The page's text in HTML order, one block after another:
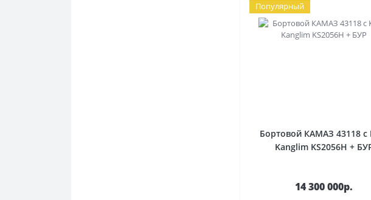
Популярный
Бортовой КАМАЗ 43118
Kanglim KS2056H +
14 300 000р.